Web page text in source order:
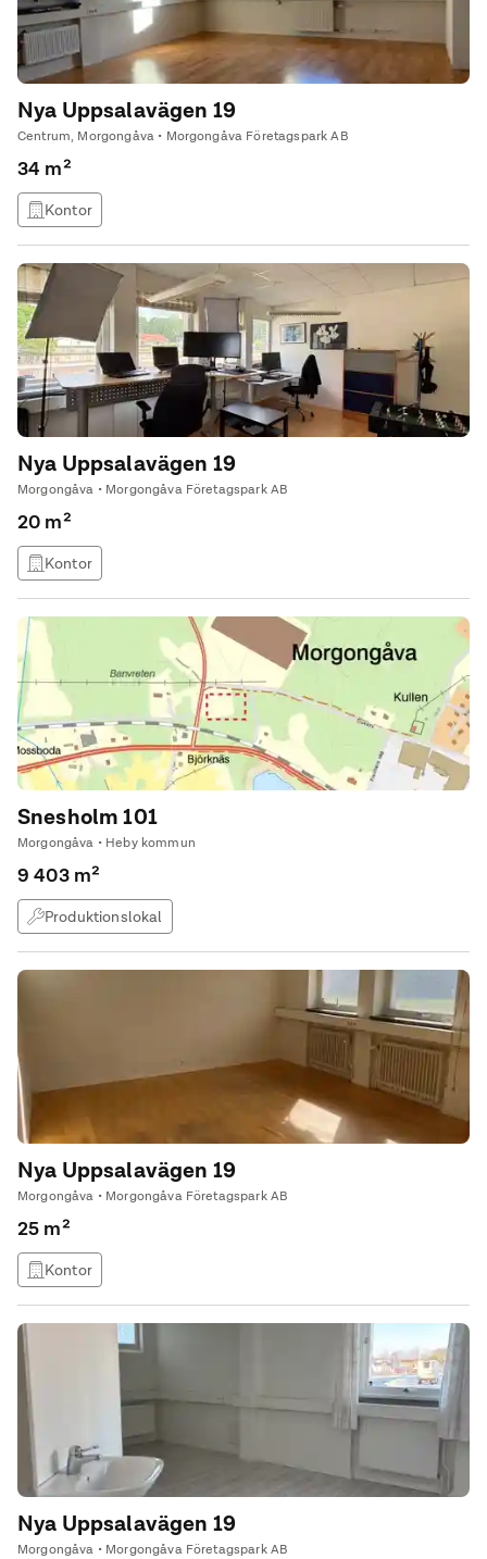
Nya Uppsalavägen 19
Centrum, Morgongåva • Morgongåva Företagspark AB
34 m²
Kontor
Nya Uppsalavägen 19
Morgongåva • Morgongåva Företagspark AB
20 m²
Kontor
Snesholm 101
Morgongåva • Heby kommun
9 403 m²
Produktionslokal
Nya Uppsalavägen 19
Morgongåva • Morgongåva Företagspark AB
25 m²
Kontor
Nya Uppsalavägen 19
Morgongåva • Morgongåva Företagspark AB